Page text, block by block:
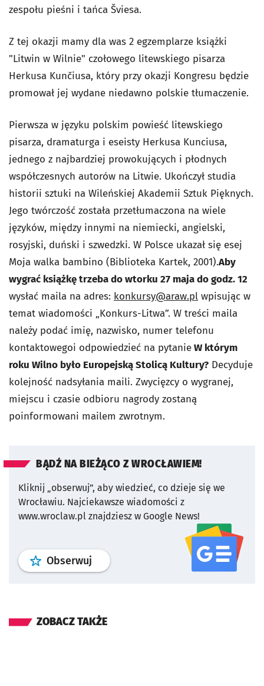
zespołu pieśni i tańca Šviesa.
Z tej okazji mamy dla was 2 egzemplarze książki
"Litwin w Wilnie" czołowego litewskiego pisarza
Herkusa Kunčiusa, który przy okazji Kongresu będzie
promował jej wydane niedawno polskie tłumaczenie.
Pierwsza w języku polskim powieść litewskiego
pisarza, dramaturga i eseisty Herkusa Kunciusa,
jednego z najbardziej prowokujących i płodnych
współczesnych autorów na Litwie. Ukończył studia
historii sztuki na Wileńskiej Akademii Sztuk Pięknych.
Jego twórczość została przetłumaczona na wiele
języków, między innymi na niemiecki, angielski,
rosyjski, duński i szwedzki. W Polsce ukazał się esej
Moja walka bambino (Biblioteka Kartek, 2001).Aby
wygrać książkę trzeba do wtorku 27 maja do godz. 12
wysłać maila na adres: konkursy@araw.pl wpisując w
temat wiadomości „Konkurs-Litwa”. W treści maila
należy podać imię, nazwisko, numer telefonu
kontaktowegoi odpowiedzieć na pytanieW którym
roku Wilno było Europejską Stolicą Kultury? Decyduje
kolejność nadsyłania maili. Zwycięzcy o wygranej,
miejscu i czasie odbioru nagrody zostaną
poinformowani mailem zwrotnym.
BĄDŹ NA BIEŻĄCO Z WROCŁAWIEM!
Kliknij „obserwuj”, aby wiedzieć, co dzieje się we
Wrocławiu. Najciekawsze wiadomości z
www.wroclaw.pl znajdziesz w Google News!
Obserwuj profil serwisu
ZOBACZ TAKŻE